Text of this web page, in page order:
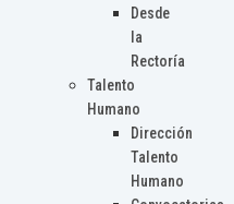
Desde
la
Rectoría
Talento
Humano
Dirección
Talento
Humano